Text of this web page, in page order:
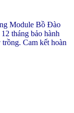
Module Bồ Đào
tháng bảo hành
Cam kết hoàn